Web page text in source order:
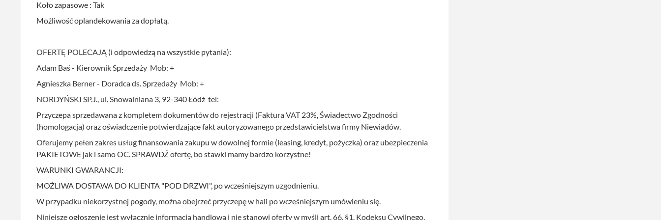
Koło zapasowe : Tak
Możliwość oplandekowania za dopłatą.
OFERTĘ POLECAJĄ (i odpowiedzą na wszystkie pytania):
Adam Baś - Kierownik Sprzedaży Mob: +
Agnieszka Berner - Doradca ds. Sprzedaży Mob: +
NORDYŃSKI SP.J., ul. Snowalniana 3, 92-340 Łódź tel:
Przyczepa sprzedawana z kompletem dokumentów do rejestracji (Faktura VAT 23%, Świadectwo Zgodności
(homologacja) oraz oświadczenie potwierdzające fakt autoryzowanego przedstawicielstwa firmy Niewiadów.
Oferujemy pełen zakres usług finansowania zakupu w dowolnej formie (leasing, kredyt, pożyczka) oraz ubezpieczenia
PAKIETOWE jak i samo OC. SPRAWDŹ ofertę, bo stawki mamy bardzo korzystne!
WARUNKI GWARANCJI:
MOŻLIWA DOSTAWA DO KLIENTA "POD DRZWI", po wcześniejszym uzgodnieniu.
W przypadku niekorzystnej pogody, można obejrzeć przyczepę w hali po wcześniejszym umówieniu się.
Niniejsze ogłoszenie jest wyłącznie informacją handlową i nie stanowi oferty w myśli art. 66, §1. Kodeksu Cywilnego.